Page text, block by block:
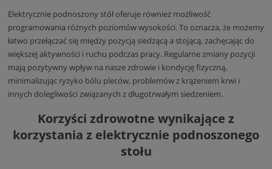
Elektrycznie podnoszony stół oferuje również możliwość
programowania różnych poziomów wysokości. To oznacza, że możemy
łatwo przełączać się między pozycją siedzącą a stojącą, zachęcając do
większej aktywności i ruchu podczas pracy. Regularne zmiany pozycji
mają pozytywny wpływ na nasze zdrowie i kondycję fizyczną,
minimalizując ryzyko bólu pleców, problemów z krążeniem krwi i
innych dolegliwości związanych z długotrwałym siedzeniem.
Korzyści zdrowotne wynikające z
korzystania z elektrycznie podnoszonego
stołu